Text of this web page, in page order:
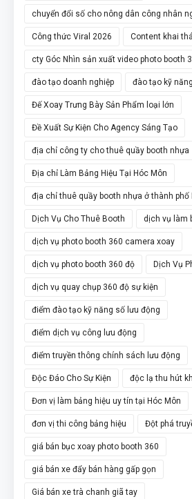
chuyển đổi số cho nông dân công nhân
Công thức Viral 2026 Content khai
cty Góc Nhìn sản xuất video photo booth
đào tạo doanh nghiệp đào tạo kỹ
Đế Xoay Trưng Bày Sản Phẩm loại lớn
Đề Xuất Sự Kiện Cho Agency Sáng Tạo
địa chỉ công ty cho thuê quầy booth nhựa
Địa chỉ Làm Bảng Hiệu Tại Hóc Môn
địa chỉ thuê quầy booth nhựa ở thành phố
Dịch Vụ Cho Thuê Booth dịch vụ làm
dịch vụ photo booth 360 camera xoay
dịch vụ photo booth 360 độ Dịch Vụ
dịch vụ quay chụp 360 độ sự kiện
điểm đào tạo kỹ năng số lưu động
điểm dịch vụ công lưu động
điểm truyền thông chính sách lưu động
Độc Đáo Cho Sự Kiện độc lạ thu hút
Đơn vị làm bảng hiệu uy tín tại Hóc Môn
đơn vị thi công bảng hiệu Đột phá
giá bán bục xoay photo booth 360
giá bán xe đẩy bán hàng gấp gọn
Giá bán xe trà chanh giã tay